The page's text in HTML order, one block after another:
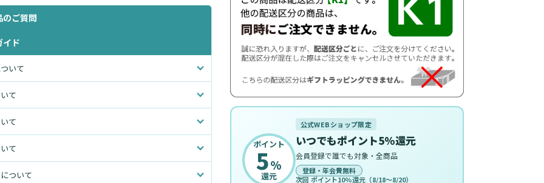
のご質問
イド
いて
て
て
て
ついて
ポイント
5%
還元
公式WEBショップ限定
いつでもポイント5%還元
会員登録で誰でも対象・全商品
登録・年会費無料
次回 ポイント10%還元（8/18〜8/20）